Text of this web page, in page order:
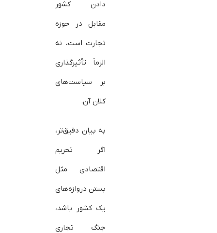
دادن کشور
مقابل در حوزه
تجارت است، نه
الزماً تأثیرگذاری
بر سیاست‌های
کلان آن.
به بیان دقیق‌تر،
اگر تحریم
اقتصادی مثل
بستن دروازه‌های
یک کشور باشد،
جنگ تجاری